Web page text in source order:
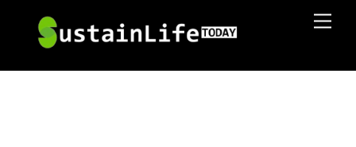
content